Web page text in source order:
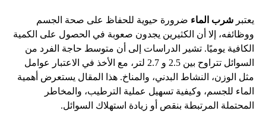
يعتبر شرب الماء ضرورة حيوية للحفاظ على صحة الجسم
ووظائفه، إلا أن الكثيرين يجدون صعوبة في الحصول على الكمية
الكافية يوميًا. تشير الدراسات إلى أن متوسط حاجة الفرد من
السوائل تتراوح بين 2.5 و 2.7 لتر، مع الأخذ في الاعتبار عوامل
مثل الوزن، النشاط البدني، والمناخ. هذا المقال يستعرض أهمية
الماء للجسم، وكيفية تسهيل عملية الترطيب، والمخاطر
المحتملة المرتبطة بنقص أو زيادة استهلاك السوائل.